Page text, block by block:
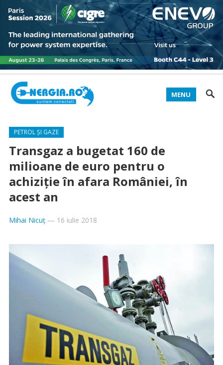
MENU
PETROL ȘI GAZE
Transgaz a bugetat 160 de
milioane de euro pentru o
achiziţie în afara României, în
acest an
Mihai Nicuț— 16 iulie 2018